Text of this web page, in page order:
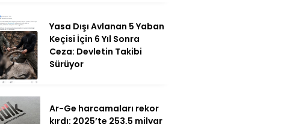
Yasa Dışı Avlanan 5 Yaban
Keçisi İçin 6 Yıl Sonra
Ceza: Devletin Takibi
Sürüyor
Ar-Ge harcamaları rekor
kırdı: 2025’te 253,5 milyar